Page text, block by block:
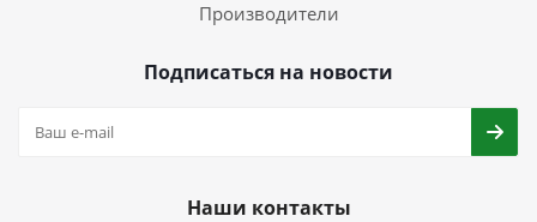
Производители
Подписаться на новости
Наши контакты